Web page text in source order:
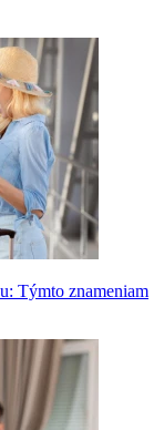
Týmto znameniam